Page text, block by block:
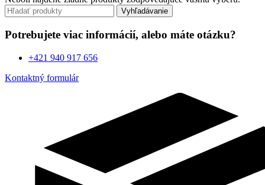
Vyhľadávanie
Potrebujete viac informácií, alebo máte otázku?
+421 940 917 656
Kontaktný formulár